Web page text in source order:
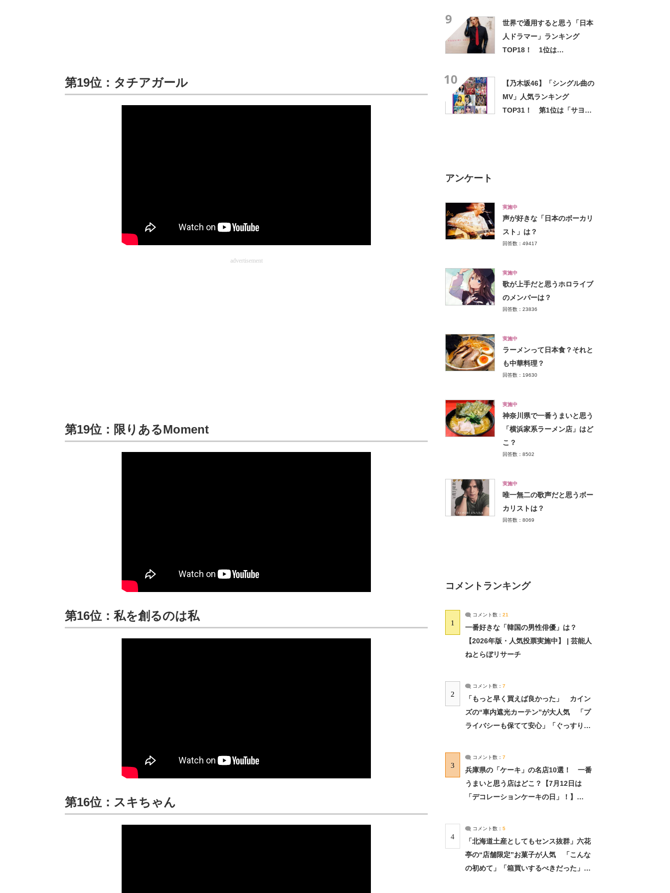
第19位：タチアガール
advertisement
第19位：限りあるMoment
第16位：私を創るのは私
第16位：スキちゃん
9
世界で通用すると思う「日本
人ドラマー」ランキング
TOP18！ 1位は
10
【乃木坂46】「シングル曲の
MV」人気ランキング
TOP31！ 第1位は「サヨナ
アンケート
実施中
声が好きな「日本のボーカリ
スト」は？
回答数：49417
実施中
歌が上手だと思うホロライブ
のメンバーは？
回答数：23836
実施中
ラーメンって日本食？それと
も中華料理？
回答数：19630
実施中
神奈川県で一番うまいと思う
「横浜家系ラーメン店」はど
こ？
回答数：8502
実施中
唯一無二の歌声だと思うボー
カリストは？
回答数：8069
コメントランキング
1
コメント数： 21
一番好きな「韓国の男性俳優」は？
【2026年版・人気投票実施中】 | 芸能人
ねとらぼリサーチ
2
コメント数： 7
「もっと早く買えば良かった」 カイン
ズの“車内遮光カーテン”が大人気 「プ
ライバシーも保てて安心」「ぐっすり眠
3
コメント数： 7
兵庫県の「ケーキ」の名店10選！ 一番
うまいと思う店はどこ？【7月12日は
「デコレーションケーキの日」！】
4
コメント数： 5
「北海道土産としてもセンス抜群」六花
亭の“店舗限定”お菓子が人気 「こんな
の初めて」「箱買いするべきだった」